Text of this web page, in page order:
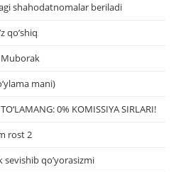
shahodatnomalar beriladi
qo’shiq
mani)
0% KOMISSIYA SIRLARI!
rost 2
qo’yorasizmi